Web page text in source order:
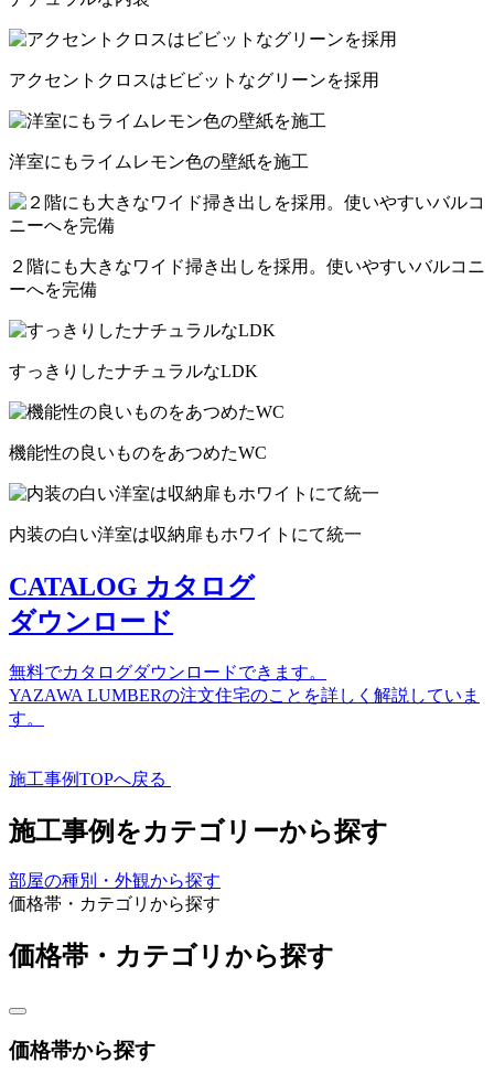
アクセントクロスはビビットなグリーンを採用
洋室にもライムレモン色の壁紙を施工
２階にも大きなワイド掃き出しを採用。使いやすいバルコニ
ーへを完備
すっきりしたナチュラルなLDK
機能性の良いものをあつめたWC
内装の白い洋室は収納扉もホワイトにて統一
CATALOG カタログ
ダウンロード
無料でカタログダウンロードできます。
YAZAWA LUMBERの注文住宅のことを詳しく解説していま
す。
施工事例TOPへ戻る
施工事例をカテゴリーから探す
部屋の種別・外観から探す
価格帯・カテゴリから探す
価格帯・カテゴリから探す
価格帯から探す